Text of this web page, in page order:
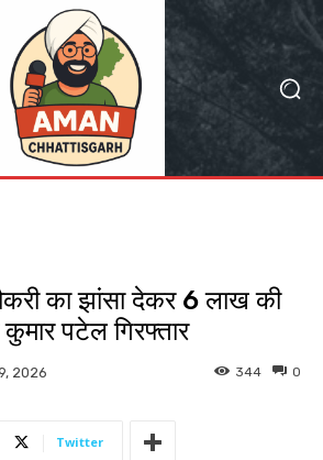
का झांसा देकर 6 लाख की
पटेल गिरफ्तार
2026 0
344
Twitter